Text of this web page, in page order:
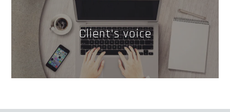
Client's voice